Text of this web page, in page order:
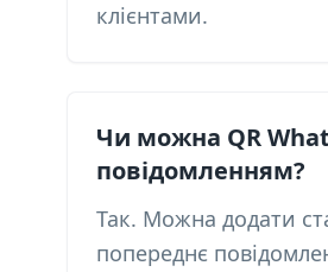
клієнтами.
Чи можна QR
повідомленням?
Так. Можна додати
попереднє